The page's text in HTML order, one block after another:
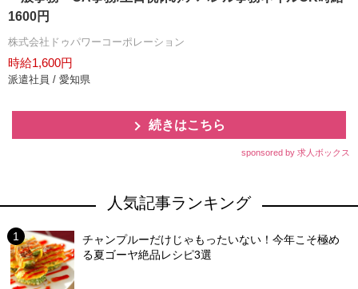
1600円
株式会社ドゥパワーコーポレーション
時給1,600円
派遣社員 / 愛知県
続きはこちら
sponsored by 求人ボックス
人気記事ランキング
チャンプルーだけじゃもったいない！今年こそ極め
る夏ゴーヤ絶品レシピ3選